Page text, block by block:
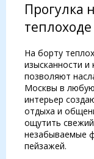
Прогулка
На борту
изысканности
позволяют
Москвы в
интерьер
отдыха и
ощутить
незабываемые
пейзажей.